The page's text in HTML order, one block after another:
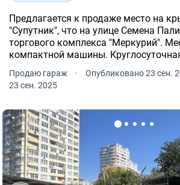
Предлагается к продаже место на
"Супутник", что на улице Семена
торгового комплекса "Меркурий".
компактной машины.
Продаю гараж · Опубликовано 23 сен.
23 сен. 2025